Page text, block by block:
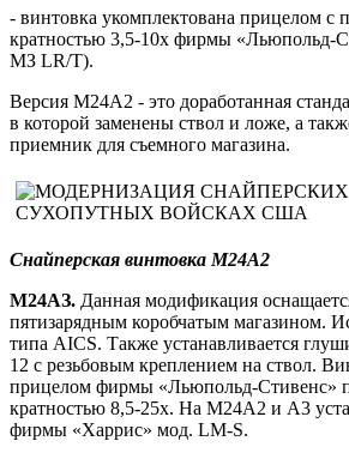
- винтовка укомплектована прицелом с
кратностью 3,5-10х фирмы «Льюпольд-
МЗ LR/T).
Версия М24А2 - это доработанная
в которой заменены ствол и ложе, а
приемник для съемного магазина.
Снайперская винтовка М24А2
М24АЗ. Данная модификация
пятизарядным коробчатым магазином.
типа AICS. Также устанавливается
12 с резьбовым креплением на ствол.
прицелом фирмы «Льюпольд-Стивенс»
кратностью 8,5-25х. На М24А2 и A3
фирмы «Харрис» мод. LM-S.